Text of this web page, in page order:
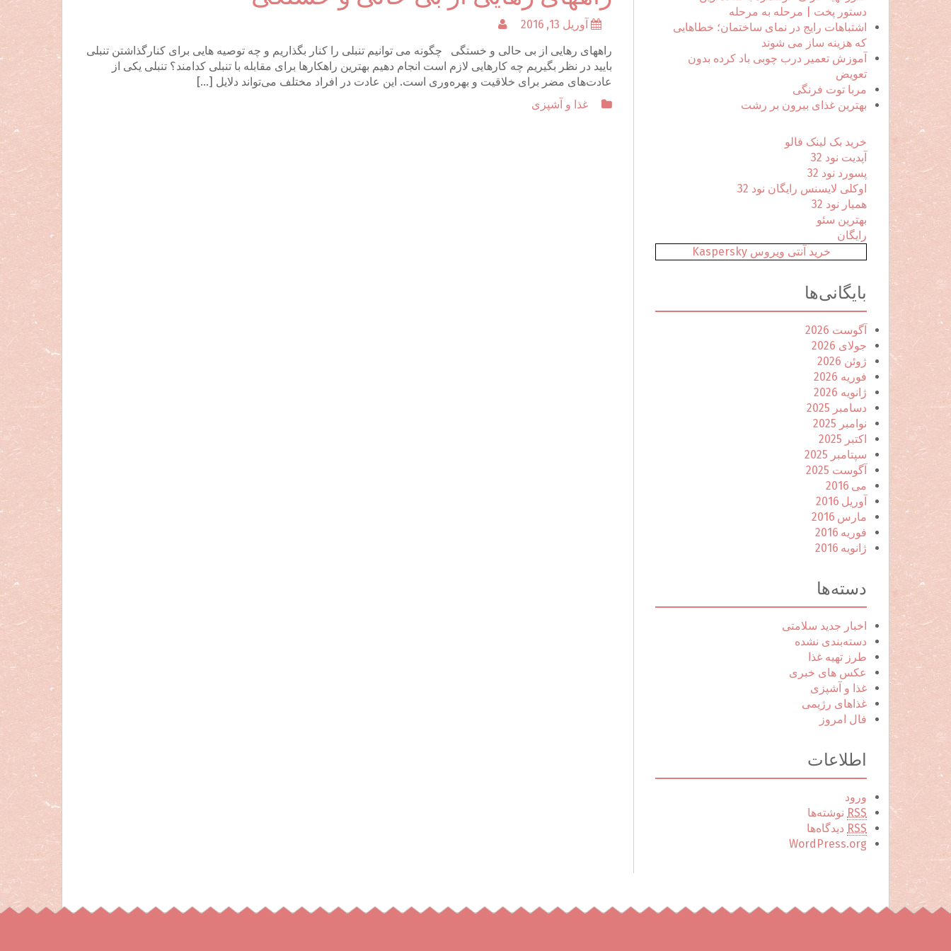
آوریل 13, 2016
راههای رهایی از بی حالی و خستگی چگونه می توانیم تنبلی را کنار بگذاریم و چه توصیه هایی برای کنارگذاشتن تنبلی
بایید در نظر بگیریم چه کارهایی لازم است انجام دهیم بهترین راهکارها برای مقابله با تنبلی کدامند؟ تنبلی یکی از
عادت‌های مضر برای خلاقیت و بهره‌وری است. این عادت در افراد مختلف می‌تواند دلایل […]
غذا و آشپزی
ا
ی
:
دستور پخت | مرحله به مرحله
اشتباهات رایج در نمای ساختمان؛ خطاهایی
که هزینه ساز می شوند
آموزش تعمیر درب چوبی باد کرده بدون
تعویض
مربا توت فرنگی
بهترین غذای بیرون بر رشت
خرید بک لینک فالو
آپدیت نود 32
پسورد نود 32
اوکلی لایسنس رایگان نود 32
همیار نود 32
بهترین سئو
رایگان
خرید آنتی ویروس Kaspersky
بایگانی‌ها
آگوست 2026
جولای 2026
ژوئن 2026
فوریه 2026
ژانویه 2026
دسامبر 2025
نوامبر 2025
اکتبر 2025
سپتامبر 2025
آگوست 2025
می 2016
آوریل 2016
مارس 2016
فوریه 2016
ژانویه 2016
دسته‌ها
اخبار جدید سلامتی
دسته‌بندی نشده
طرز تهیه غذا
عکس های خبری
غذا و آشپزی
غذاهای رژیمی
فال امروز
اطلاعات
ورود
RSS نوشته‌ها
RSS دیدگاه‌ها
WordPress.org